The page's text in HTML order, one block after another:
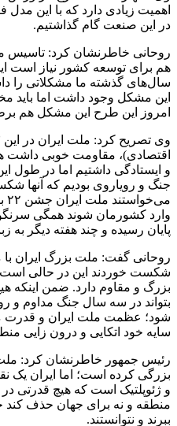
اهمیت زیادی دارد که با این
در این صنعت گام گذاشتیم.
روحانی خاطرنشان کرد: تاسیس
هم برای توسعه کشور نیاز است
سال‌های گذشته ما مشکلاتی را
این مشکل وجود داشت اما باید
امروز این طرح این مشکل هم
اقتصادی)، مقاومت خوبی داشت
و ایستادگی داشتیم اما در طول
جنگ و رویاروی بودیم که آنها
وارد کشورمان شوند همگی
پایان رسیده و چند هفته دیگر به
روحانی گفت: ملت بزرگ ایران با
شکست خوردند این در حالی است
بزرگ و مقاوم دارد. ضمن اینکه
بتواند در سه سال جنگ مداوم و
شود؛ عظمت ملت ایران و قدرت
سایه خود اتکایی و درون زایی
رئیس جمهور خاطرنشان کرد:‌ ملت
بزرگی کرده است؛ اما ایران یک
و ژئوپلتیک است که هیچ قدرتی در
منطقه و نه برای جهان حذف کند
ببرند و نتوانستند.